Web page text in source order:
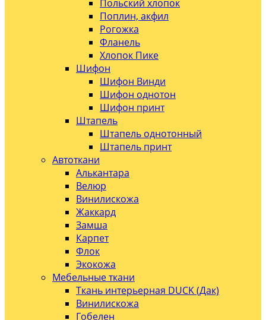
Польский хлопок
Поплин, акфил
Рогожка
Фланель
Хлопок Пике
Шифон
Шифон Винди
Шифон однотон
Шифон принт
Штапель
Штапель однотонный
Штапель принт
Автоткани
Алькантара
Велюр
Винилискожа
Жаккард
Замша
Карпет
Флок
Экокожа
Мебельные ткани
Ткань интерьерная DUCK (Дак)
Винилискожа
Гобелен